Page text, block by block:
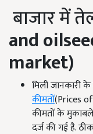
बाजार में
and
market)
मिली जानकारी
कीमतों(Prices
कीमतों के मुकाबले
दर्ज की गई है.